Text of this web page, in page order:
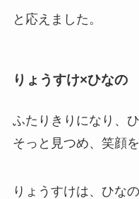
と応えました。
りょうすけ×ひなの
ふたりきりになり、
そっと見つめ、笑顔を
りょうすけは、ひな